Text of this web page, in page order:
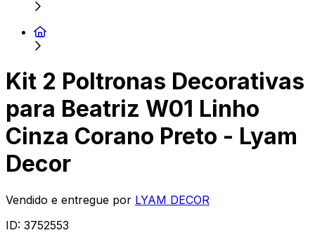
Kit 2 Poltronas Decorativas
para Beatriz W01 Linho
Cinza Corano Preto - Lyam
Decor
Vendido e entregue por LYAM DECOR
ID: 3752553